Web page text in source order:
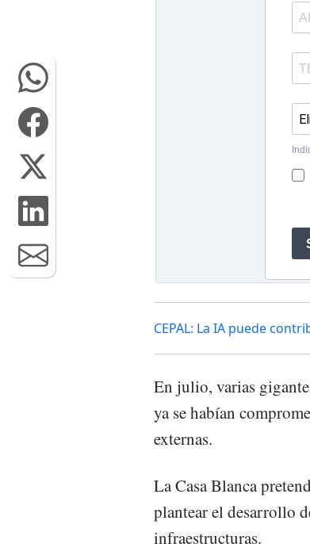
CEPAL: La IA puede
En julio, varias
ya se habían
externas.
La Casa Blanca
plantear el desarrollo
infraestructuras.